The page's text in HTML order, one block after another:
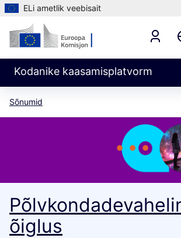
ELi ametlik veebisait
Kodanike kaasamisplatvorm
Sõnumid
õiglus